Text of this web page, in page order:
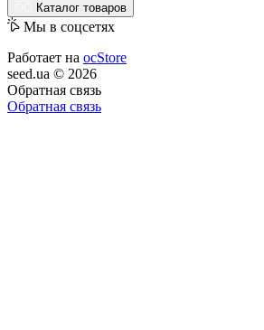
Каталог товаров
Мы в соцсетях
Работает на ocStore
seed.ua © 2026
Обратная связь
Обратная связь